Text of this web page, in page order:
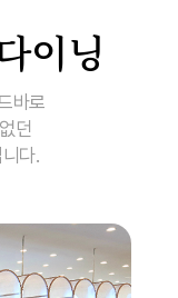
이닝
바로
던
다.